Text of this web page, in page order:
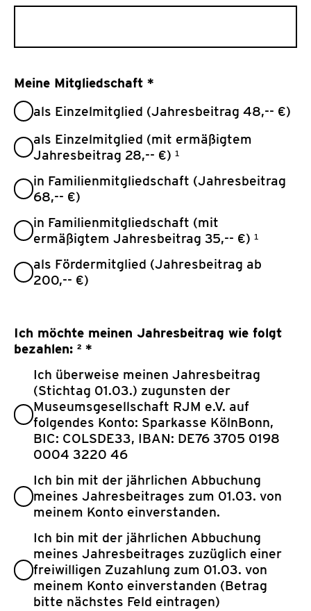
Meine Mitgliedschaft *
als Einzelmitglied (Jahresbeitrag 48,-- €)
als Einzelmitglied (mit ermäßigtem
Jahresbeitrag 28,-- €) ¹
in Familienmitgliedschaft (Jahresbeitrag
68,-- €)
in Familienmitgliedschaft (mit
ermäßigtem Jahresbeitrag 35,-- €) ¹
als Fördermitglied (Jahresbeitrag ab
200,-- €)
Ich möchte meinen Jahresbeitrag wie folgt
bezahlen: ² *
Ich überweise meinen Jahresbeitrag
(Stichtag 01.03.) zugunsten der
Museumsgesellschaft RJM e.V. auf
folgendes Konto: Sparkasse KölnBonn,
BIC: COLSDE33, IBAN: DE76 3705 0198
0004 3220 46
Ich bin mit der jährlichen Abbuchung
meines Jahresbeitrages zum 01.03. von
meinem Konto einverstanden.
Ich bin mit der jährlichen Abbuchung
meines Jahresbeitrages zuzüglich einer
freiwilligen Zuzahlung zum 01.03. von
meinem Konto einverstanden (Betrag
bitte nächstes Feld eintragen)